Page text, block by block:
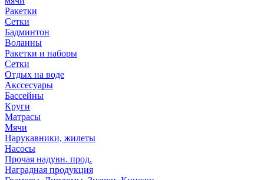
Ракетки
Сетки
Бадминтон
Воланны
Ракетки и наборы
Сетки
Отдых на воде
Акссесуары
Бассейны
Круги
Матрасы
Мячи
Нарукавники, жилеты
Насосы
Прочая надувн. прод.
Наградная продукция